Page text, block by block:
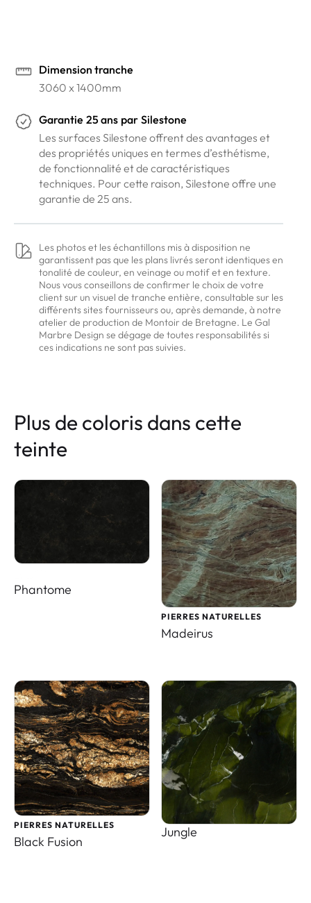
Dimension tranche
3060 x 1400mm
Garantie 25 ans par Silestone
Les surfaces Silestone offrent des avantages et
des propriétés uniques en termes d’esthétisme,
de fonctionnalité et de caractéristiques
techniques. Pour cette raison, Silestone offre une
garantie de 25 ans.
Les photos et les échantillons mis à disposition ne
garantissent pas que les plans livrés seront identiques en
tonalité de couleur, en veinage ou motif et en texture.
Nous vous conseillons de confirmer le choix de votre
client sur un visuel de tranche entière, consultable sur les
différents sites fournisseurs ou, après demande, à notre
atelier de production de Montoir de Bretagne. Le Gal
Marbre Design se dégage de toutes responsabilités si
ces indications ne sont pas suivies.
Plus de coloris dans cette
teinte
Phantome
PIERRES NATURELLES
Madeirus
PIERRES NATURELLES
Black Fusion
Jungle